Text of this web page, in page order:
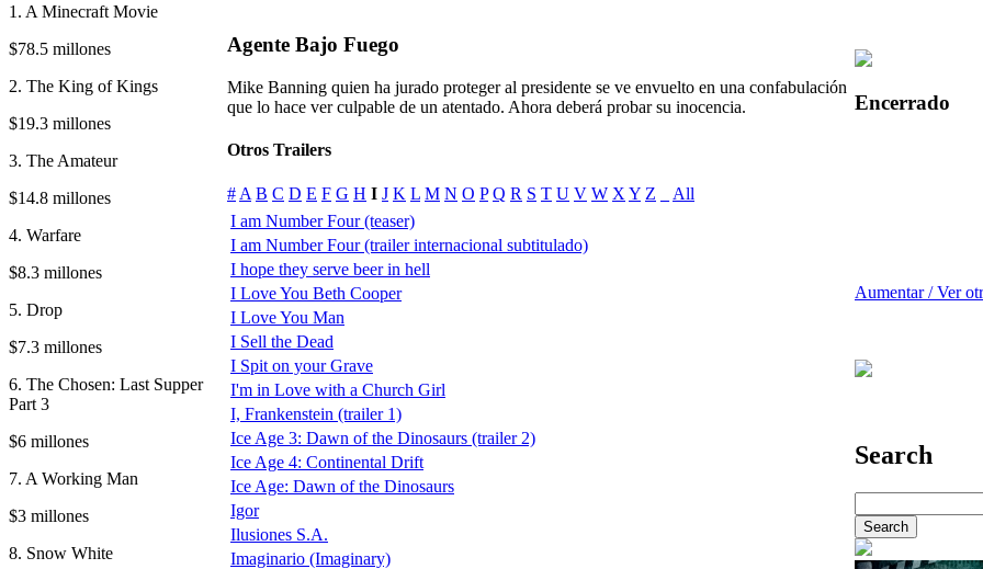
1. A Minecraft Movie
$78.5 millones
2. The King of Kings
$19.3 millones
3. The Amateur
$14.8 millones
4. Warfare
$8.3 millones
5. Drop
$7.3 millones
6. The Chosen: Last Supper
Part 3
$6 millones
7. A Working Man
$3 millones
8. Snow White
Agente Bajo Fuego
Mike Banning quien ha jurado proteger al presidente se ve envuelto en una confabulación
que lo hace ver culpable de un atentado. Ahora deberá probar su inocencia.
Otros Trailers
# A B C D E F G H I J K L M N O P Q R S T U V W X Y Z
All
I am Number Four (teaser)
I am Number Four (trailer internacional subtitulado)
I hope they serve beer in hell
I Love You Beth Cooper
I Love You Man
I Sell the Dead
I Spit on your Grave
I'm in Love with a Church Girl
I, Frankenstein (trailer 1)
Ice Age 3: Dawn of the Dinosaurs (trailer 2)
Ice Age 4: Continental Drift
Ice Age: Dawn of the Dinosaurs
Igor
Ilusiones S.A.
Imaginario (Imaginary)
Encerrado
Aumentar / Ver
Search